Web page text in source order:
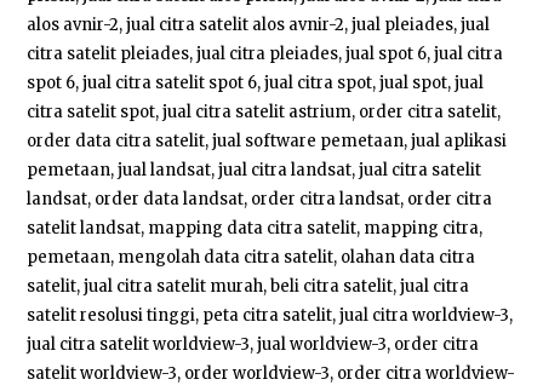
alos avnir-2, jual citra satelit alos avnir-2, jual pleiades, jual
citra satelit pleiades, jual citra pleiades, jual spot 6, jual citra
spot 6, jual citra satelit spot 6, jual citra spot, jual spot, jual
citra satelit spot, jual citra satelit astrium, order citra satelit,
order data citra satelit, jual software pemetaan, jual aplikasi
pemetaan, jual landsat, jual citra landsat, jual citra satelit
landsat, order data landsat, order citra landsat, order citra
satelit landsat, mapping data citra satelit, mapping citra,
pemetaan, mengolah data citra satelit, olahan data citra
satelit, jual citra satelit murah, beli citra satelit, jual citra
satelit resolusi tinggi, peta citra satelit, jual citra worldview-3,
jual citra satelit worldview-3, jual worldview-3, order citra
satelit worldview-3, order worldview-3, order citra worldview-